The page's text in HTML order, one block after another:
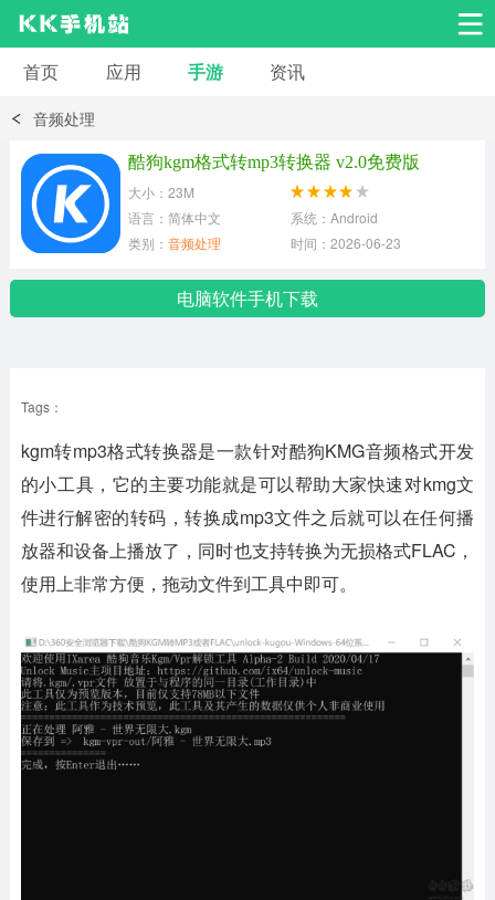
安卓应用
小说漫画
安卓其它
首页 应用 手游 资讯
音频处理
酷狗kgm格式转mp3转换器 v2.0免费版
大小：23M
语言：简体中文
系统：Android
类别： 音频处理 时间：2026-06-23
电脑软件手机下载
Tags：
kgm转mp3格式转换器是一款针对酷狗KMG音频格式开发
的小工具，它的主要功能就是可以帮助大家快速对kmg文
件进行解密的转码，转换成mp3文件之后就可以在任何播
放器和设备上播放了，同时也支持转换为无损格式FLAC，
使用上非常方便，拖动文件到工具中即可。